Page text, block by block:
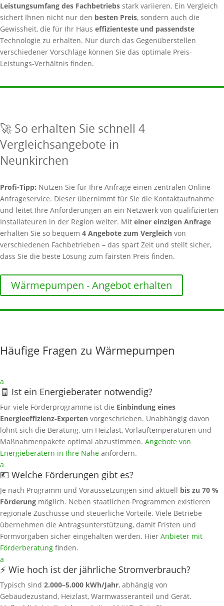
Leistungsumfang des Fachbetriebs stark variieren. Ein Vergleich
sichert Ihnen nicht nur den besten Preis, sondern auch die
Gewissheit, die für Ihr Haus effizienteste und passendste
Technologie zu erhalten. Nur durch das Gegenüberstellen
verschiedener Vorschläge können Sie das optimale Preis-
Leistungs-Verhältnis finden.
🚀 So erhalten Sie schnell 4
Vergleichsangebote in
Neunkirchen
Profi-Tipp: Nutzen Sie für Ihre Anfrage einen zentralen Online-
Anfrageservice. Dieser übernimmt für Sie die Kontaktaufnahme
und leitet Ihre Anforderungen an ein Netzwerk von qualifizierten
Installateuren in der Region weiter. Mit einer einzigen Anfrage
erhalten Sie so bequem 4 Angebote zum Vergleich von
verschiedenen Fachbetrieben – das spart Zeit und stellt sicher,
dass Sie die beste Lösung zum fairsten Preis finden.
Wärmepumpen - Angebot erhalten
Häufige Fragen zu Wärmepumpen
a
🧾 Ist ein Energieberater notwendig?
Für viele Förderprogramme ist die Einbindung eines
Energieeffizienz‑Experten vorgeschrieben. Unabhängig davon
lohnt sich die Beratung, um Heizlast, Vorlauftemperaturen und
Maßnahmenpakete optimal abzustimmen. Angebote von
Energieberatern in Ihre Nähe anfordern.
a
💶 Welche Förderungen gibt es?
Je nach Programm und Voraussetzungen sind aktuell bis zu 70 %
Förderung möglich. Neben staatlichen Programmen existieren
regionale Zuschüsse und steuerliche Vorteile. Viele Betriebe
übernehmen die Antragsunterstützung, damit Fristen und
Formvorgaben sicher eingehalten werden. Hier Anbieter mit
Förderberatung finden.
a
⚡ Wie hoch ist der jährliche Stromverbrauch?
Typisch sind 2.000–5.000 kWh/Jahr, abhängig von
Gebäudezustand, Heizlast, Warmwasseranteil und Gerät.